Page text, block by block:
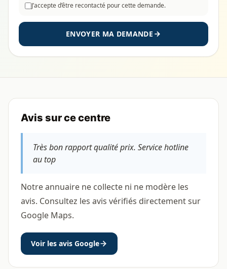
J’accepte d’être recontacté pour cette demande.
ENVOYER MA DEMANDE
Avis sur ce centre
Très bon rapport qualité prix. Service hotline
au top
Notre annuaire ne collecte ni ne modère les
avis. Consultez les avis vérifiés directement sur
Google Maps.
Voir les avis Google